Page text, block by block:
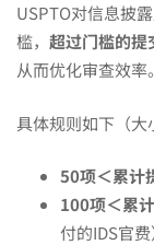
USPTO对信息披
槛， 超过门槛的提
从而优化审查效率。
具体规则如下（大
50项＜累
100项＜累
付的IDS官费